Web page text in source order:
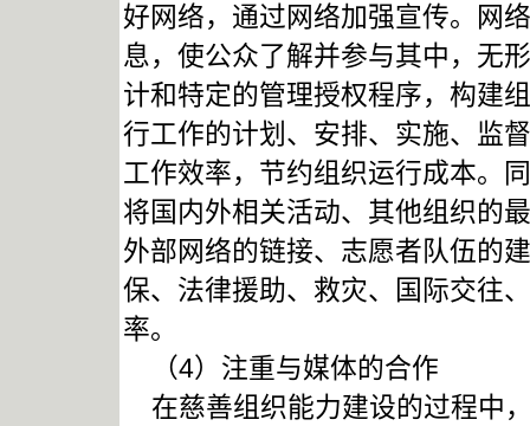
好网络，通过网络加强宣传。网
息，使公众了解并参与其中，无
计和特定的管理授权程序，构建
行工作的计划、安排、实施、监
工作效率，节约组织运行成本。
将国内外相关活动、其他组织的
外部网络的链接、志愿者队伍的
保、法律援助、救灾、国际交往
率。
（4）注重与媒体的合作
在慈善组织能力建设的过程中